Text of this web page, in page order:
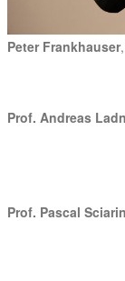
Peter Frankhauser
Prof. Andreas
Prof. Pascal